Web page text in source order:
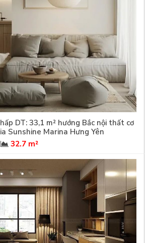
DT: 33,1 m² hướng Bắc nội thất cơ
Sunshine Marina Hưng Yên
32.7 m²